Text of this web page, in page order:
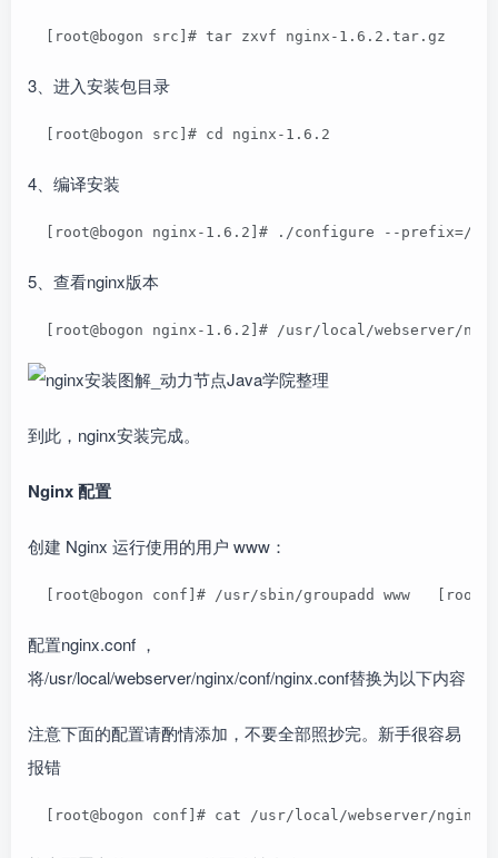
  [root@bogon src]# tar zxvf nginx-1.6.2.tar.gz
3、进入安装包目录
  [root@bogon src]# cd nginx-1.6.2
4、编译安装
[root@bogon nginx-1.6.2]# ./configure --prefix=/
5、查看nginx版本
[root@bogon nginx-1.6.2]# /usr/local/webserver/
到此，nginx安装完成。
Nginx 配置
创建 Nginx 运行使用的用户 www：
[root@bogon conf]# /usr/sbin/groupadd www
配置nginx.conf ，
将/usr/local/webserver/nginx/conf/nginx.conf替换为以下内容
注意下面的配置请酌情添加，不要全部照抄完。新手很容易
报错
[root@bogon conf]# cat /usr/local/webserver/